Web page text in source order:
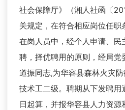
社会保障厅》（湘人社函〔
关规定，在符合相应岗位任职
在岗人员中，经个人申请、民
聘，择优聘用的原则，经局党
道振同志,为华容县森林火灾
技术工二级。聘期从下发聘用
日起算，并报华容县人力资